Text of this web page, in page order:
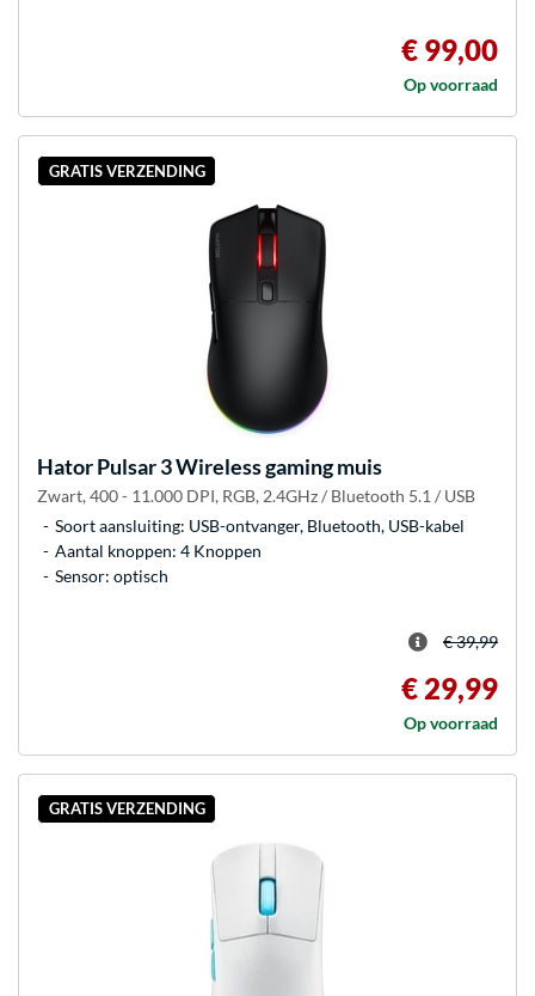
€ 99,00
Op voorraad
GRATIS VERZENDING
HatorPulsar 3 Wireless gaming muis
Zwart, 400 - 11.000 DPI, RGB, 2.4GHz / Bluetooth 5.1 / USB
Soort aansluiting: USB-ontvanger, Bluetooth, USB-kabel
Aantal knoppen: 4 Knoppen
Sensor: optisch
€ 39,99
€ 29,99
Op voorraad
GRATIS VERZENDING